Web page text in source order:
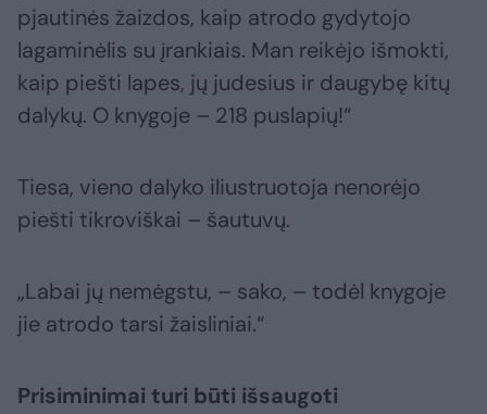
pjautinės žaizdos, kaip atrodo gydytojo
lagaminėlis su įrankiais. Man reikėjo išmokti,
kaip piešti lapes, jų judesius ir daugybę kitų
dalykų. O knygoje – 218 puslapių!“
Tiesa, vieno dalyko iliustruotoja nenorėjo
piešti tikroviškai – šautuvų.
„Labai jų nemėgstu, – sako, – todėl knygoje
jie atrodo tarsi žaisliniai.“
Prisiminimai turi būti išsaugoti